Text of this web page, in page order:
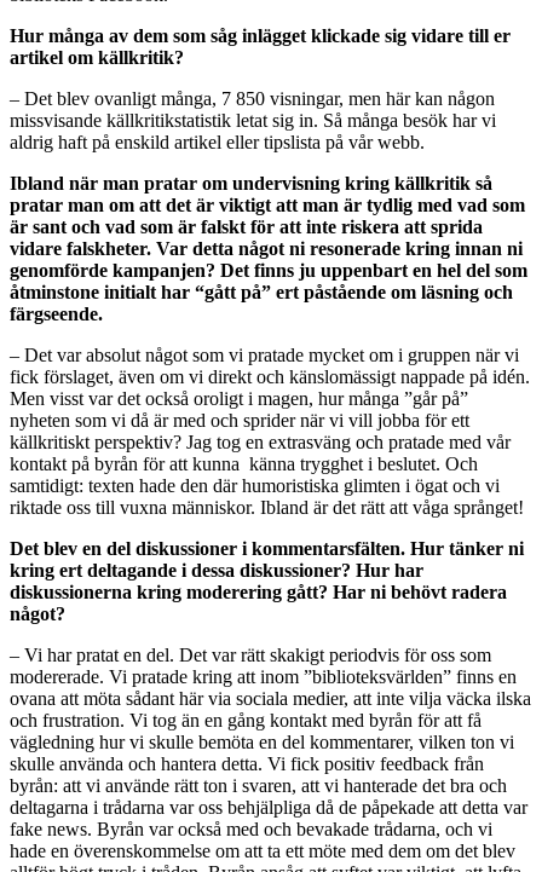
Hur många av dem som såg inlägget klickade sig vidare till er
artikel om källkritik?
– Det blev ovanligt många, 7 850 visningar, men här kan någon
missvisande källkritikstatistik letat sig in. Så många besök har vi
aldrig haft på enskild artikel eller tipslista på vår webb.
Ibland när man pratar om undervisning kring källkritik så
pratar man om att det är viktigt att man är tydlig med vad som
är sant och vad som är falskt för att inte riskera att sprida
vidare falskheter. Var detta något ni resonerade kring innan ni
genomförde kampanjen? Det finns ju uppenbart en hel del som
åtminstone initialt har “gått på” ert påstående om läsning och
färgseende.
– Det var absolut något som vi pratade mycket om i gruppen när vi
fick förslaget, även om vi direkt och känslomässigt nappade på idén.
Men visst var det också oroligt i magen, hur många ”går på”
nyheten som vi då är med och sprider när vi vill jobba för ett
källkritiskt perspektiv? Jag tog en extrasväng och pratade med vår
kontakt på byrån för att kunna känna trygghet i beslutet. Och
samtidigt: texten hade den där humoristiska glimten i ögat och vi
riktade oss till vuxna människor. Ibland är det rätt att våga språnget!
Det blev en del diskussioner i kommentarsfälten. Hur tänker ni
kring ert deltagande i dessa diskussioner? Hur har
diskussionerna kring moderering gått? Har ni behövt radera
något?
– Vi har pratat en del. Det var rätt skakigt periodvis för oss som
modererade. Vi pratade kring att inom ”biblioteksvärlden” finns en
ovana att möta sådant här via sociala medier, att inte vilja väcka ilska
och frustration. Vi tog än en gång kontakt med byrån för att få
vägledning hur vi skulle bemöta en del kommentarer, vilken ton vi
skulle använda och hantera detta. Vi fick positiv feedback från
byrån: att vi använde rätt ton i svaren, att vi hanterade det bra och
deltagarna i trådarna var oss behjälpliga då de påpekade att detta var
fake news. Byrån var också med och bevakade trådarna, och vi
hade en överenskommelse om att ta ett möte med dem om det blev